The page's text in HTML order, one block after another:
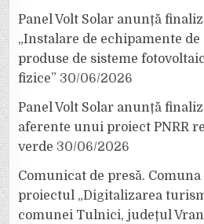
Panel Volt Solar anunță
„Instalare de echipamente
produse de sisteme
fizice” 30/06/2026
Panel Volt Solar anunță
aferente unui proiect PNRR
verde 30/06/2026
Comunicat de presă.
proiectul „Digitalizarea
comunei Tulnici, județul